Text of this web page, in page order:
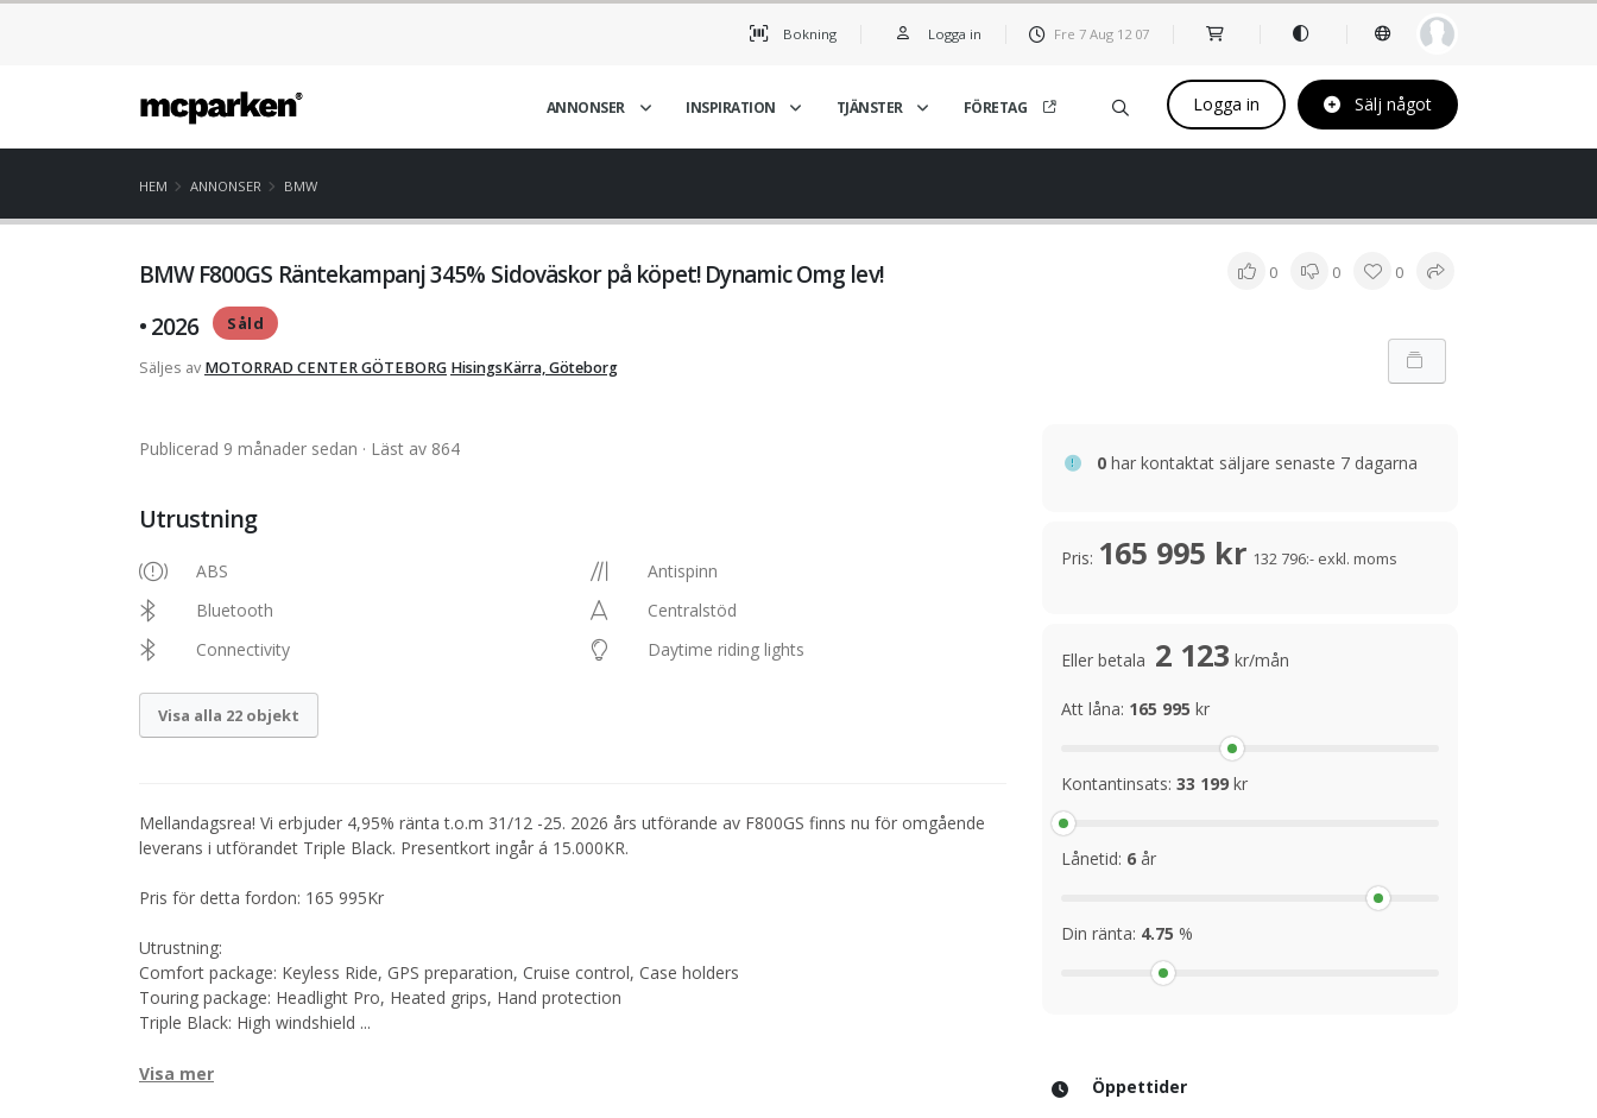
Bokning Logga in Fre 7 Aug 12 07
ANNONSER INSPIRATION TJÄNSTER FÖRETAG Logga in Sälj något
HEM ANNONSER BMW
BMW F800GS Räntekampanj 345% Sidoväskor på köpet! Dynamic Omg lev!
• 2026
Såld
0 0 0
Säljes av MOTORRAD CENTER GÖTEBORG HisingsKärra, Göteborg
Publicerad 9 månader sedan · Läst av 864
Utrustning
ABS
Antispinn
Bluetooth
Centralstöd
Connectivity
Daytime riding lights
Visa alla 22 objekt
Mellandagsrea! Vi erbjuder 4,95% ränta t.o.m 31/12 -25. 2026 års utförande av F800GS finns nu för omgående
leverans i utförandet Triple Black. Presentkort ingår á 15.000KR.
Pris för detta fordon: 165 995Kr
Utrustning:
Comfort package: Keyless Ride, GPS preparation, Cruise control, Case holders
Touring package: Headlight Pro, Heated grips, Hand protection
Triple Black: High windshield ...
Visa mer
0 har kontaktat säljare senaste 7 dagarna
Pris: 165 995 kr 132 796:- exkl. moms
Eller betala 2 123 kr/mån
Att låna: 165 995 kr
Kontantinsats: 33 199 kr
Lånetid: 6 år
Din ränta: 4.75 %
Öppettider